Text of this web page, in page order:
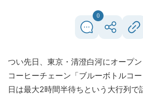
0
つい先日、東京・清澄白河にオープ
コーヒーチェーン「ブルーボトルコ
日は最大2時間半待ちという大行列で